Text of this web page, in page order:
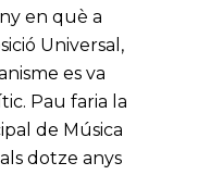
en què a
Universal,
es va
Pau faria la
de Música
dotze anys